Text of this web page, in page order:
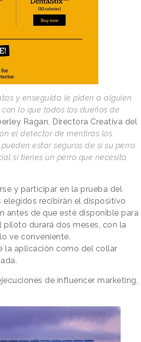
y enseguida le piden a alguien
lo que todos los dueños de
Ragan, Directora Creativa del
el detector de mentiras los
estar seguros de si su perro
si tienes un perro que necesita
y participar en la prueba del
elegidos recibirán el dispositivo
antes de que esté disponible para
piloto durará dos meses, con la
ve conveniente.
la aplicación como del collar
de influencer marketing,